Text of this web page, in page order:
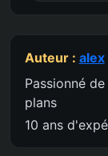
Auteur : alex
Passionné
plans
10 ans